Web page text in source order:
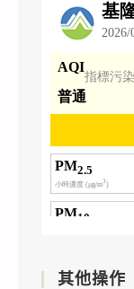
其他操作